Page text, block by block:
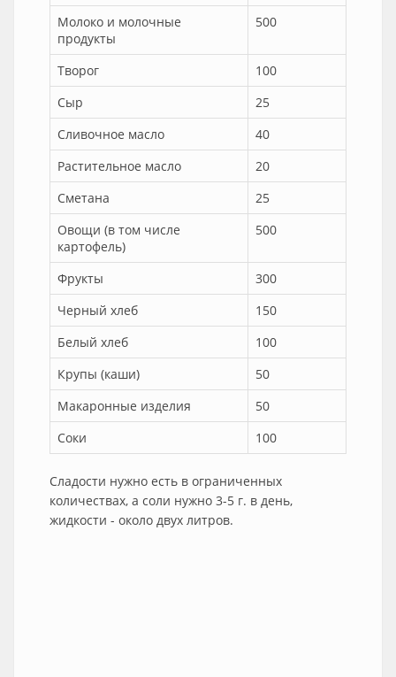
Молоко и молочные
продукты
500
Творог
100
Сыр
25
Сливочное масло
40
Растительное масло
20
Сметана
25
Овощи (в том числе
картофель)
500
Фрукты
300
Черный хлеб
150
Белый хлеб
100
Крупы (каши)
50
Макаронные изделия
50
Соки
100
Сладости нужно есть в ограниченных
количествах, а соли нужно 3-5 г. в день,
жидкости - около двух литров.